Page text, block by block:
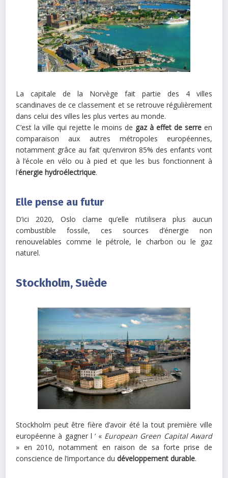
La capitale de la Norvège fait partie des 4 villes
scandinaves de ce classement et se retrouve régulièrement
dans celui des villes les plus vertes au monde.
C’est la ville qui rejette le moins de gaz à effet de serreen
comparaison aux autres métropoles européennes,
notamment grâce au fait qu’environ 85% des enfants vont
à l’école en vélo ou à pied et que les bus fonctionnent à
l’énergie hydroélectrique.
Elle pense au futur
D’ici 2020, Oslo clame qu’elle n’utilisera plus aucun
combustible fossile, ces sources d’énergie non
renouvelables comme le pétrole, le charbon ou le gaz
naturel.
Stockholm, Suède
Stockholm peut être fière d’avoir été la tout première ville
européenne à gagner l ‘ « European Green Capital Award
» en 2010, notamment en raison de sa forte prise de
conscience de l’importance dudéveloppement durable.